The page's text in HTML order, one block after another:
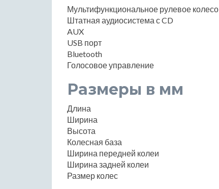
Мультифункциональное рулевое колесо
Штатная аудиосистема с CD
AUX
USB порт
Bluetooth
Голосовое управление
Размеры в мм
Длина
Ширина
Высота
Колесная база
Ширина передней колеи
Ширина задней колеи
Размер колес